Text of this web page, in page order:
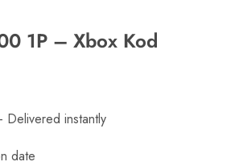
1P – Xbox Kod
Delivered instantly
date